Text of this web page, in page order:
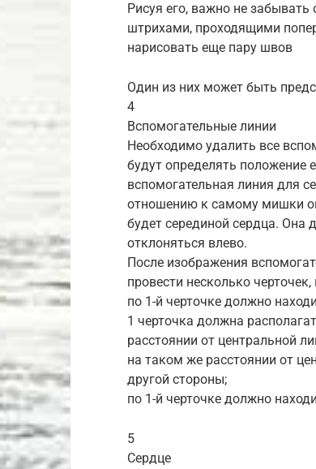
Рисуя его, важно не
штрихами, проходящими
нарисовать еще пару швов
Один из них может быть
4
Вспомогательные линии
Необходимо удалить все
будут определять положение
вспомогательная линия для
отношению к самому мишки
будет серединой сердца. Она
отклоняться влево.
После изображения
провести несколько
по 1-й черточке должно
1 черточка должна
расстоянии от центральной
на таком же расстоянии от
другой стороны;
по 1-й черточке должно
5
Сердце